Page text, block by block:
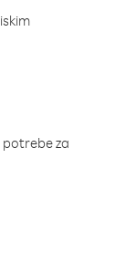
potrebe za